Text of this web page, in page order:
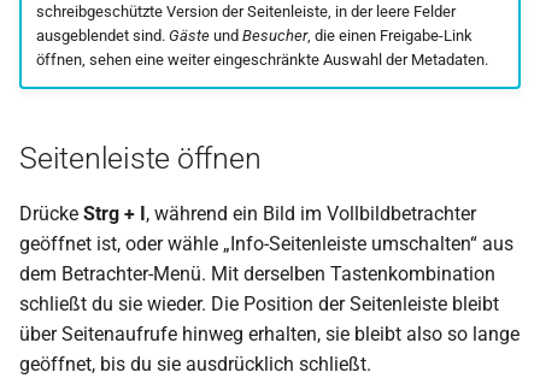
schreibgeschützte Version der Seitenleiste, in der leere Felder
ausgeblendet sind. Gästeund Besucher, die einen Freigabe-Link
öffnen, sehen eine weiter eingeschränkte Auswahl der Metadaten.
Seitenleiste öffnen
Drücke Strg + I, während ein Bild im Vollbildbetrachter
geöffnet ist, oder wähle „Info-Seitenleiste umschalten“ aus
dem Betrachter-Menü. Mit derselben Tastenkombination
schließt du sie wieder. Die Position der Seitenleiste bleibt
über Seitenaufrufe hinweg erhalten, sie bleibt also so lange
geöffnet, bis du sie ausdrücklich schließt.